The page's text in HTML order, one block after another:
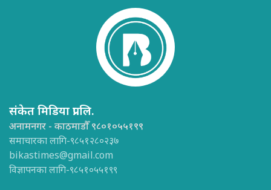
संकेत मिडिया प्रा.लि.
अनामनगर - काठमाडौँ ९८०१०५५१९९
समाचारका लागि-९८५१२८०२३७
bikastimes@gmail.com
विज्ञापनका लागि-९८५१०५५१९९